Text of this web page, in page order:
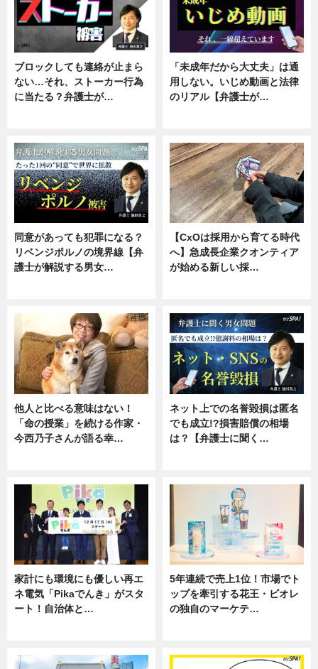
ブロックしても連絡が止まら
ない…それ、ストーカー行為
に当たる？弁護士が…
「未成年だから大丈夫」は通
用しない。いじめ動画と法律
のリアル【弁護士が…
同意があっても犯罪になる？
リベンジポルノの境界線【弁
護士が解説する男女…
【CxOは採用から育てる時代
へ】急成長企業クオンティア
が始める新しい採…
他人と比べる意味はない！
「命の授業」を続ける作家・
今西乃子さんが語る幸…
ネット上での名誉毀損は匿名
でも成立!?損害賠償の相場
は？【弁護士に聞く…
家計にも環境にも優しい再エ
ネ電気「Pikaでんき」がスタ
ート！自治体と…
5年連続で売上1位！市場でト
ップを牽引する花王・ビオレ
の独自のマーケテ…